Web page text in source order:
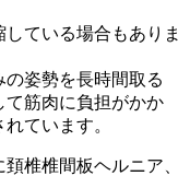
ている場合もありま
姿勢を長時間取る
て筋肉に負担がかか
ています。
椎椎間板ヘルニア、